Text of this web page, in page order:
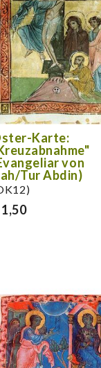
Karte:
von
Tur Abdin)